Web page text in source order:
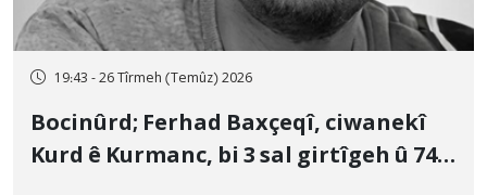
19:43 - 26 Tîrmeh (Temûz) 2026
Bocinûrd; Ferhad Baxçeqî, ciwanekî
Kurd ê Kurmanc, bi 3 sal girtîgeh û 74